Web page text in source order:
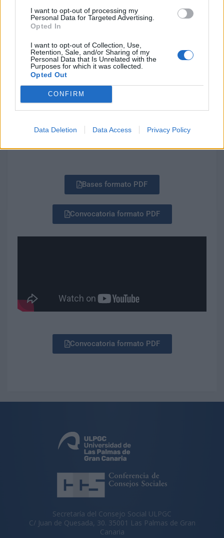
I want to opt-out of processing my
Personal Data for Targeted Advertising.
Opted In
I want to opt-out of Collection, Use,
Retention, Sale, and/or Sharing of my
Personal Data that Is Unrelated with the
Purposes for which it was collected.
Opted Out
CONFIRM
Data Deletion Data Access Privacy Policy
realesyencuentros con profesionales del sector,
para que tu formación se acerque más que nunca al
visitas, dirigiste a la direccion o decanato de tu
Centro (en la ULPGC: Facultad de Geografía e
Historia, Facultad de Ciencias del Mar, Escuela de
Arquitectura y Escuela de Ingenierías Industriales y
Civiles).
Consulta a continuación las
¡Es tu momento! Comparte tu visión y ayuda a
Bases formato PDF
Convocatoria formato PDF
Convocatoria formato PDF
Secretaría del Consejo Social ULPGC
C/ Juan de Quesada, 30. 35001 Las Palmas de Gran
Canaria